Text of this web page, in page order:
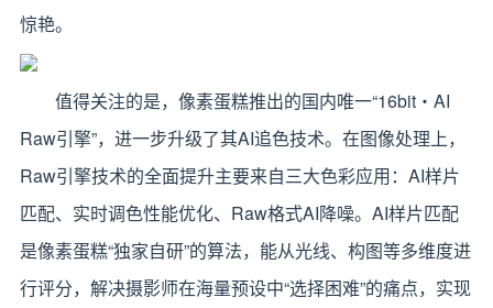
惊艳。
值得关注的是，像素蛋糕推出的国内唯一“16bit・AI
Raw引擎”，进一步升级了其AI追色技术。在图像处理上，
Raw引擎技术的全面提升主要来自三大色彩应用：AI样片
匹配、实时调色性能优化、Raw格式AI降噪。AI样片匹配
是像素蛋糕“独家自研”的算法，能从光线、构图等多维度进
行评分，解决摄影师在海量预设中“选择困难”的痛点，实现